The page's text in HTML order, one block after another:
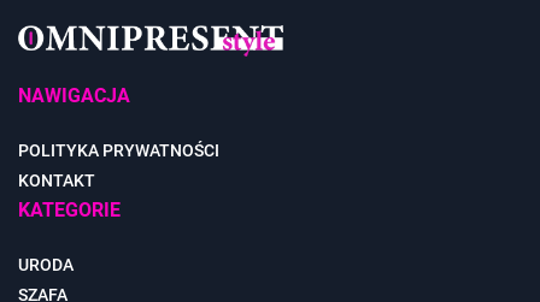
NAWIGACJA
POLITYKA PRYWATNOŚCI
KONTAKT
KATEGORIE
URODA
SZAFA